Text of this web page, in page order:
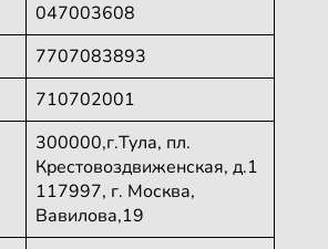
047003608
7707083893
710702001
300000,г.Тула, пл.
Крестовоздвиженская, д.1
117997, г. Москва,
Вавилова,19